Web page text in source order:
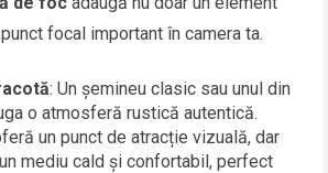
focal important în camera ta.
: Un șemineu clasic sau unul din
o atmosferă rustică autentică.
un punct de atracție vizuală, dar
mediu cald și confortabil, perfect